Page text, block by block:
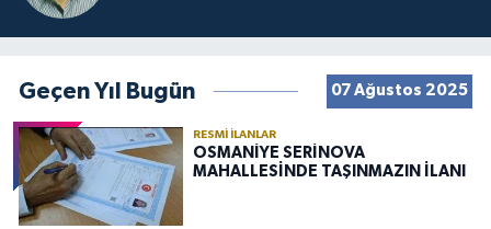
Geçen Yıl Bugün 07 Ağustos 2025
RESMI İLANLAR
OSMANİYE SERİNOVA
MAHALLESİNDE TAŞINMAZIN İLANI